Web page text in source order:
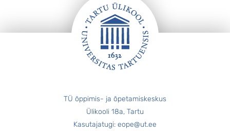
TÜ õppimis- ja õpetamiskeskus
Ülikooli 18a, Tartu
Kasutajatugi: eope@ut.ee